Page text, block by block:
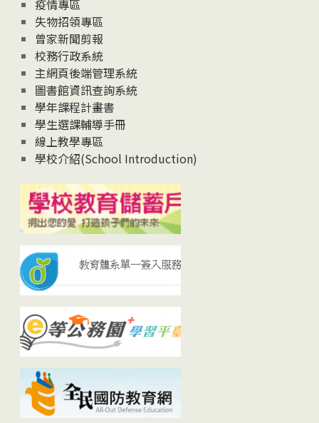
疫情專區
失物招領專區
曾家新聞剪報
校務行政系統
主網頁後端管理系統
圖書館資訊查詢系統
學年課程計畫書
學生選課輔導手冊
線上教學專區
學校介紹(School Introduction)